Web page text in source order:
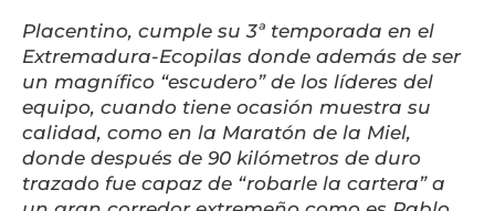
Placentino, cumple su 3ª temporada en el
Extremadura-Ecopilas donde además de ser
un magnífico “escudero” de los líderes del
equipo, cuando tiene ocasión muestra su
calidad, como en la Maratón de la Miel,
donde después de 90 kilómetros de duro
trazado fue capaz de “robarle la cartera” a